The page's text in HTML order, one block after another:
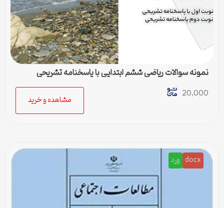
نمونه سوالات ریاضی ششم ابتدایی با پاسخنامه تشریحی
20,000
مشاهده و خرید
docx ورد